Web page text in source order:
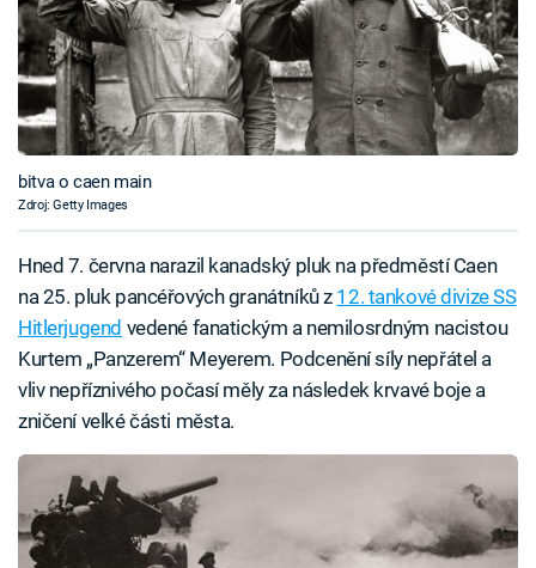
bitva o caen main
Zdroj: Getty Images
Hned 7. června narazil kanadský pluk na předměstí Caen
na 25. pluk pancéřových granátníků z 12. tankové divize SS
Hitlerjugend vedené fanatickým a nemilosrdným nacistou
Kurtem „Panzerem“ Meyerem. Podcenění síly nepřátel a
vliv nepříznivého počasí měly za následek krvavé boje a
zničení velké části města.